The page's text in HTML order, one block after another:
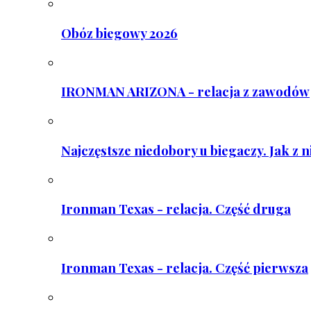
Obóz biegowy 2026
IRONMAN ARIZONA - relacja z zawodów
Najczęstsze niedobory u biegaczy. Jak z
Ironman Texas - relacja. Część druga
Ironman Texas - relacja. Część pierwsza